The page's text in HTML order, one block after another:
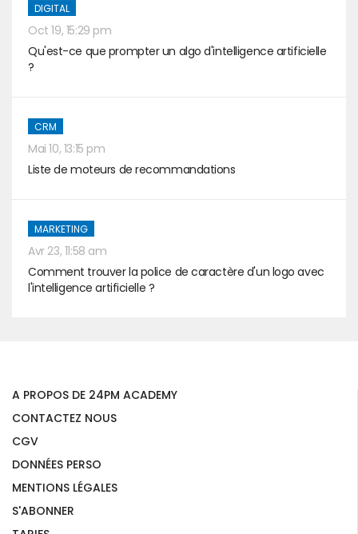
DIGITAL
Oct 19, 15:29 pm
Qu'est-ce que prompter un algo d'intelligence artificielle
?
CRM
Mai 10, 13:15 pm
Liste de moteurs de recommandations
MARKETING
Avr 23, 11:58 am
Comment trouver la police de caractère d'un logo avec
l'intelligence artificielle ?
A PROPOS DE 24PM ACADEMY
CONTACTEZ NOUS
CGV
DONNÉES PERSO
MENTIONS LÉGALES
S'ABONNER